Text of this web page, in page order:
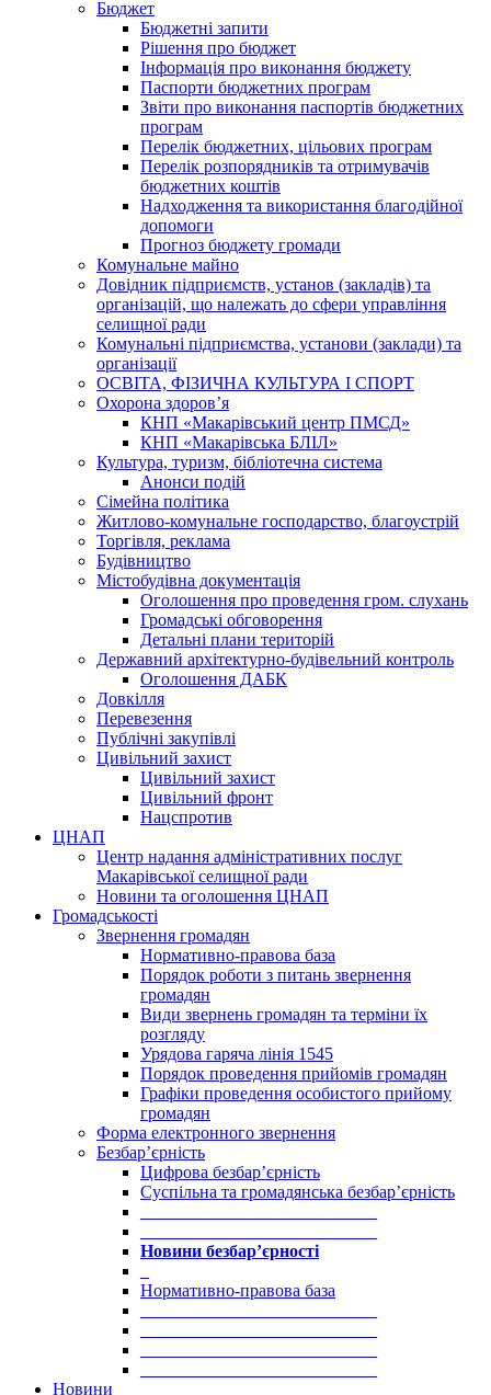
Бюджет
Бюджетні запити
Рішення про бюджет
Інформація про виконання бюджету
Паспорти бюджетних програм
Звіти про виконання паспортів бюджетних
програм
Перелік бюджетних, цільових програм
Перелік розпорядників та отримувачів
бюджетних коштів
Надходження та використання благодійної
допомоги
Прогноз бюджету громади
Комунальне майно
Довідник підприємств, установ (закладів) та
організацій, що належать до сфери управління
селищної ради
Комунальні підприємства, установи (заклади) та
організації
ОСВІТА, ФІЗИЧНА КУЛЬТУРА І СПОРТ
Охорона здоров’я
КНП «Макарівський центр ПМСД»
КНП «Макарівська БЛІЛ»
Культура, туризм, бібліотечна система
Анонси подій
Сімейна політика
Житлово-комунальне господарство, благоустрій
Торгівля, реклама
Будівництво
Містобудівна документація
Оголошення про проведення гром. слухань
Громадські обговорення
Детальні плани територій
Державний архітектурно-будівельний контроль
Оголошення ДАБК
Довкілля
Перевезення
Публічні закупівлі
Цивільний захист
Цивільний захист
Цивільний фронт
Нацспротив
ЦНАП
Центр надання адміністративних послуг
Макарівської селищної ради
Новини та оголошення ЦНАП
Громадськості
Звернення громадян
Нормативно-правова база
Порядок роботи з питань звернення
громадян
Види звернень громадян та терміни їх
розгляду
Урядова гаряча лінія 1545
Порядок проведення прийомів громадян
Графіки проведення особистого прийому
громадян
Форма електронного звернення
Безбар’єрність
Цифрова безбар’єрність
Суспільна та громадянська безбар’єрність
Новини безбар’єрності
Нормативно-правова база
Новини